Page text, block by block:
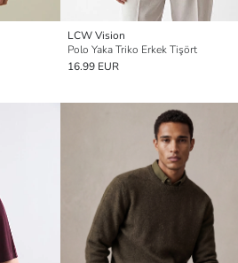
LCW Vision
Polo Yaka Triko Erkek Tişört
16.99 EUR